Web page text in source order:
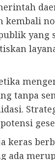
kembali
tanpa
ada